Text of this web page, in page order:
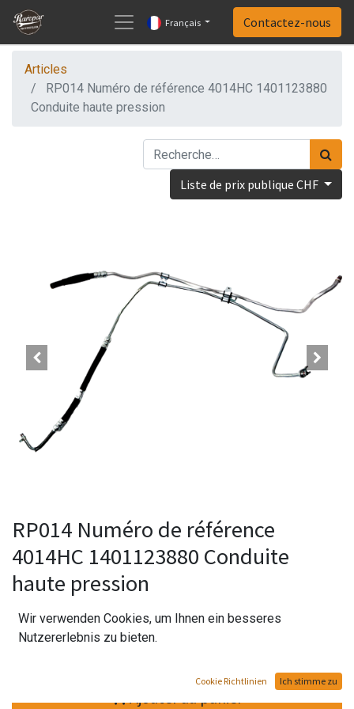
Français Contactez-nous
Articles
RP014 Numéro de référence 4014HC 1401123880
Conduite haute pression
Liste de prix publique CHF
RP014 Numéro de référence
4014HC 1401123880 Conduite
haute pression
348,00CHF
Ajouter au panier
Wir verwenden Cookies, um Ihnen ein besseres
Nutzererlebnis zu bieten.
Cookie Richtlinien Ich stimme zu